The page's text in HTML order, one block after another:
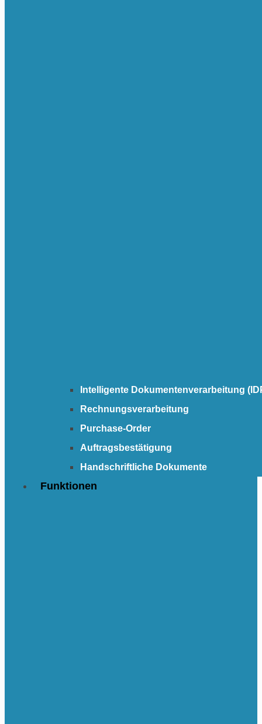
Intelligente Dokumentenverarbeitung
Rechnungsverarbeitung
Purchase-Order
Auftragsbestätigung
Handschriftliche Dokumente
Funktionen